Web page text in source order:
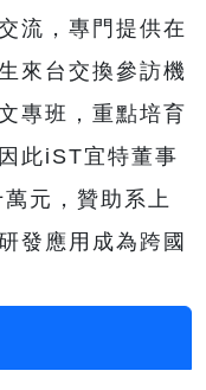
流，專門提供在
來台交換參訪機
專班，重點培育
此iST宜特董事
元，贊助系上
發應用成為跨國